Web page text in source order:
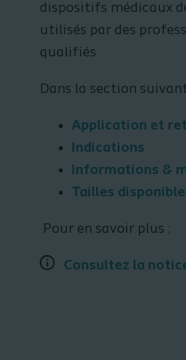
dispositifs médicaux
utilisés par des
qualifiés.
Dans la section
Application et
Indications
Informations &
Tailles
Pour en savoir plus :
Consultez la